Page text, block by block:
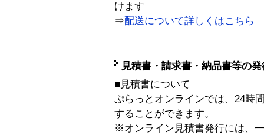
けます
⇒配送について詳しくはこちら
見積書・請求書・納品書等の
■見積書について
ぷらっとオンラインでは、24時
することができます。
※オンライン見積書発行には、